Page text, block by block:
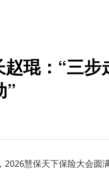
琨：“三
”
2026慧保天下保险大会圆